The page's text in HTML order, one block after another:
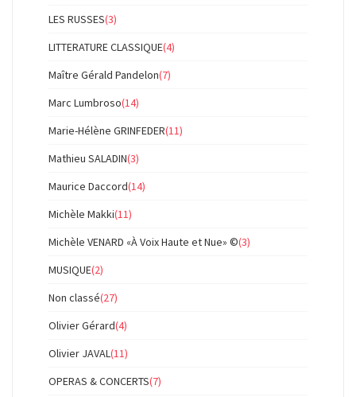
LES RUSSES(3)
LITTERATURE CLASSIQUE(4)
Maître Gérald Pandelon(7)
Marc Lumbroso(14)
Marie-Hélène GRINFEDER(11)
Mathieu SALADIN(3)
Maurice Daccord(14)
Michèle Makki(11)
Michèle VENARD «À Voix Haute et Nue» ©(3)
MUSIQUE(2)
Non classé(27)
Olivier Gérard(4)
Olivier JAVAL(11)
OPERAS & CONCERTS(7)